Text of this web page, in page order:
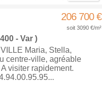
206 700 €
soit 3090 €/m²
- Var )
Maria, Stella,
centre-ville, agréable
visiter rapidement.